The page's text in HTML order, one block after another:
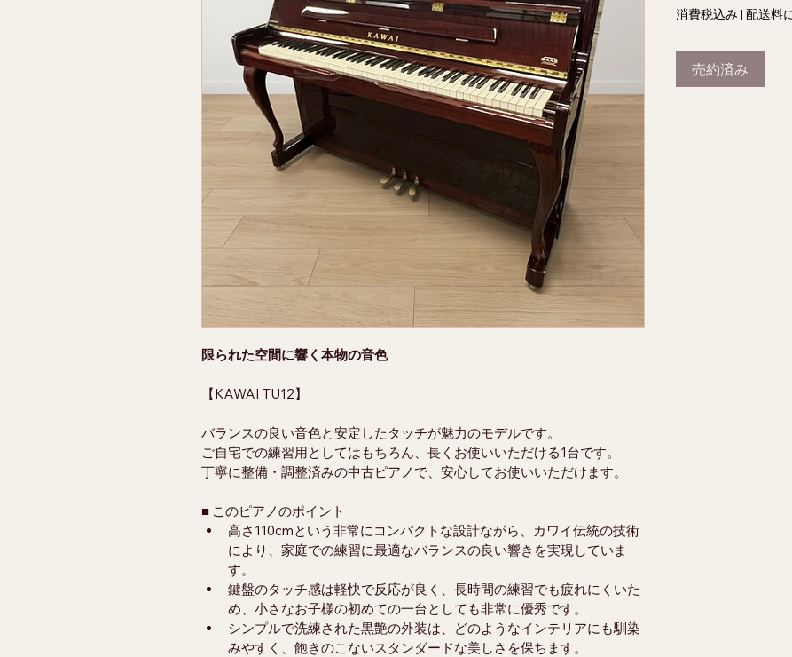
限られた空間に響く本物の音色
【KAWAI TU12】
バランスの良い音色と安定したタッチが魅力のモデルです。
ご自宅での練習用としてはもちろん、長くお使いいただける1台です。
丁寧に整備・調整済みの中古ピアノで、安心してお使いいただけます。
■ このピアノのポイント
高さ110cmという非常にコンパクトな設計ながら、カワイ伝統の技術
により、家庭での練習に最適なバランスの良い響きを実現していま
す。
鍵盤のタッチ感は軽快で反応が良く、長時間の練習でも疲れにくいた
め、小さなお子様の初めての一台としても非常に優秀です。
シンプルで洗練された黒艶の外装は、どのようなインテリアにも馴染
みやすく、飽きのこないスタンダードな美しさを保ちます。
消費税込み | 配送料
売約済み